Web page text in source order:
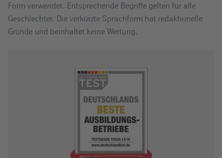
Form verwendet. Entsprechende Begriffe gelten für alle
Geschlechter. Die verkürzte Sprachform hat redaktionelle
Gründe und beinhaltet keine Wertung.